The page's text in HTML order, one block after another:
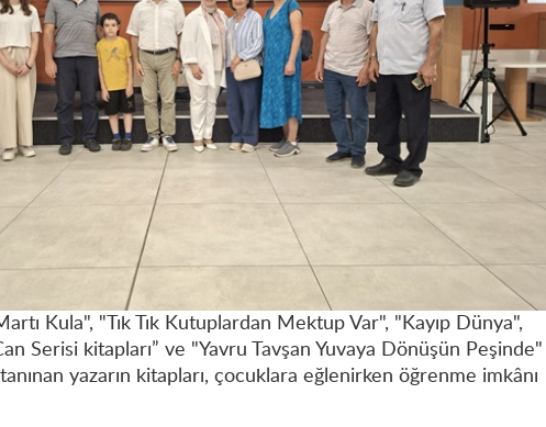
Kula", "Tık Tık Kutuplardan Mektup Var", "Kayıp Dünya",
Serisi kitapları” ve "Yavru Tavşan Yuvaya Dönüşün Peşinde"
yazarın kitapları, çocuklara eğlenirken öğrenme imkânı